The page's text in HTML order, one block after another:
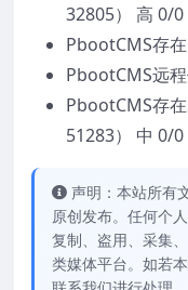
32805） 高 0/
PbootCMS存
PbootCMS远
PbootCMS存
51283） 中 0/
声明：本站所有
原创发布。任何个
复制、盗用、采集
类媒体平台。如若